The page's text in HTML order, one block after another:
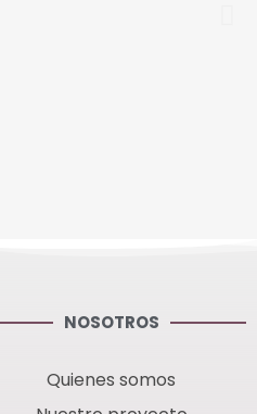
NOSOTROS
Quienes somos